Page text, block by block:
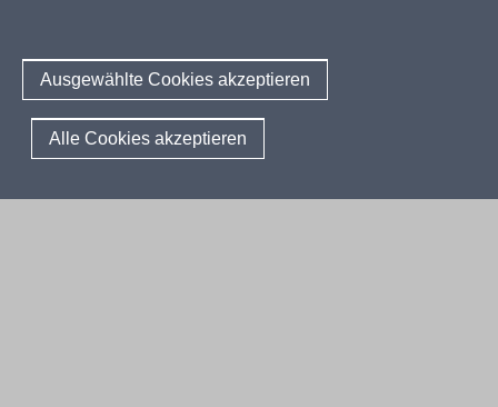
Ausgewählte Cookies akzeptieren
Alle Cookies akzeptieren
Berichtswesen Weiterbildung
ElternMitWirkung NRW
KI:EB
Amtsblattabonnieren
© 2026 QUA-LiS
Fußzeile
Impressum Datenschutzerklärung